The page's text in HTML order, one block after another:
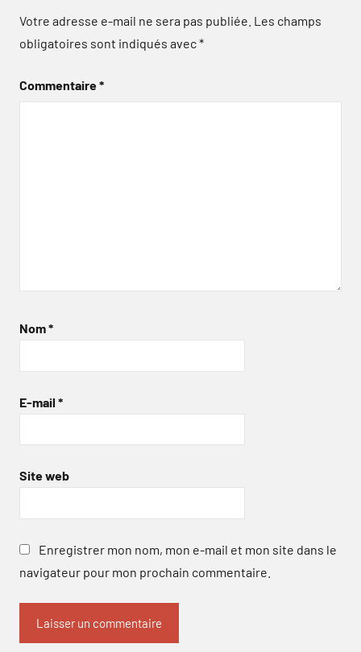
Votre adresse e-mail ne sera pas publiée. Les champs
obligatoires sont indiqués avec*
Commentaire*
Nom*
E-mail *
Site web
Enregistrer mon nom, mon e-mail et mon site dans le
navigateur pour mon prochain commentaire.